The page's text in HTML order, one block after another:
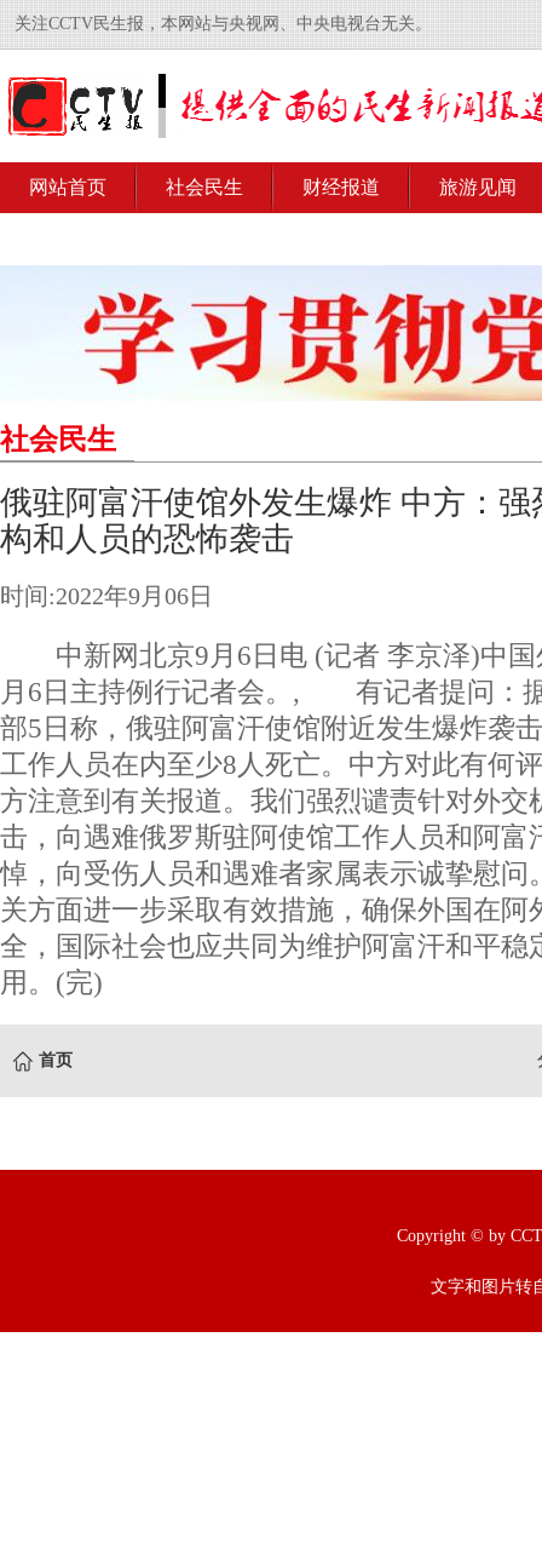
关注CCTV民生报，本网站与央视网、中央电视台无关。
网站首页 社会民生 财经报道 旅游见闻
社会民生
俄驻阿富汗使馆外发生爆炸 中方：
构和人员的恐怖袭击
时间:2022年9月06日
中新网北京9月6日电 (记者 李京泽)中国
月6日主持例行记者会。, 有记者提问：
部5日称，俄驻阿富汗使馆附近发生爆炸袭
工作人员在内至少8人死亡。中方对此有
方注意到有关报道。我们强烈谴责针对外交
击，向遇难俄罗斯驻阿使馆工作人员和阿富
悼，向受伤人员和遇难者家属表示诚挚慰问
关方面进一步采取有效措施，确保外国在阿
全，国际社会也应共同为维护阿富汗和平稳
用。(完)
首页
Copyright © by
文字和图片转